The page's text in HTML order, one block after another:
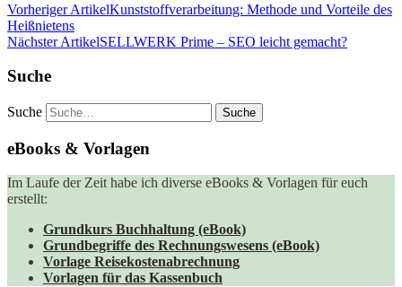
Vorheriger ArtikelKunststoffverarbeitung: Methode und Vorteile des
Heißnietens
Nächster ArtikelSELLWERK Prime – SEO leicht gemacht?
Suche
Suche
eBooks & Vorlagen
Im Laufe der Zeit habe ich diverse eBooks & Vorlagen für euch
erstellt:
Grundkurs Buchhaltung (eBook)
Grundbegriffe des Rechnungswesens (eBook)
Vorlage Reisekostenabrechnung
Vorlagen für das Kassenbuch